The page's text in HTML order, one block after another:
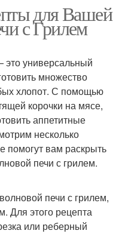
для Вашей
с Грилем
универсальный
множество
хлопот. С помощью
корочки на мясе,
аппетитные
несколько
помогут вам раскрыть
печи с грилем.
печи с грилем,
Для этого рецепта
или реберный